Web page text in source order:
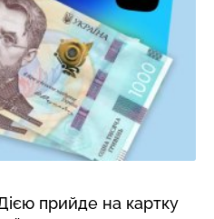
прийде на картку